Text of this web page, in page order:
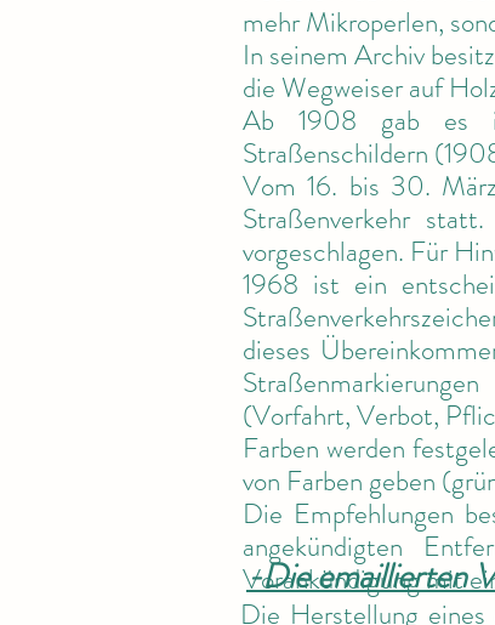
mehr Mikroperlen,
In seinem Archiv
die Wegweiser auf
Ab 1908 gab es
Straßenschildern
Vom 16. bis 30.
Straßenverkehr
vorgeschlagen. Für
1968 ist ein
dieses
(Vorfahrt, Verbot,
Farben werden
von Farben geben
Die Empfehlungen
angekündigten
Vorankündigung mit
-Die emaillierten
Die Herstellung